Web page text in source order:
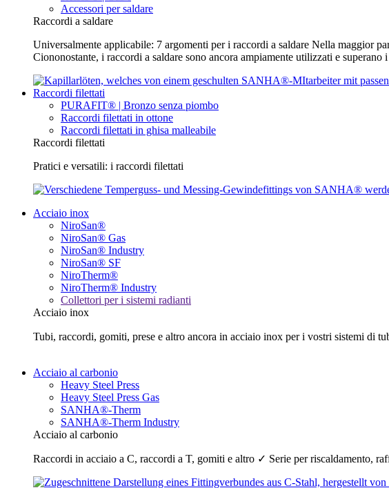
Accessori per saldare
Raccordi a saldare
Universalmente applicabile: 7 argomenti per i raccordi a saldare Nella maggior
Ciononostante, i raccordi a saldare sono ancora ampiamente utilizzati e
Raccordi filettati
PURAFIT® | Bronzo senza piombo
Raccordi filettati in ottone
Raccordi filettati in ghisa malleabile
Raccordi filettati
Pratici e versatili: i raccordi filettati
Acciaio inox
NiroSan®
NiroSan® Gas
NiroSan® Industry
NiroSan® SF
NiroTherm®
NiroTherm® Industry
Collettori per i sistemi radianti
Acciaio inox
Tubi, raccordi, gomiti, prese e altro ancora in acciaio inox per i vostri sistemi
Acciaio al carbonio
Heavy Steel Press
Heavy Steel Press Gas
SANHA®-Therm
SANHA®-Therm Industry
Acciaio al carbonio
Raccordi in acciaio a C, raccordi a T, gomiti e altro ✓ Serie per riscaldamento,